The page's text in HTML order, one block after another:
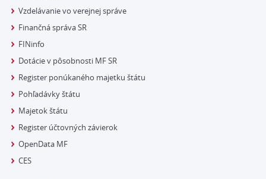
Vzdelávanie vo verejnej správe
Finančná správa SR
FINinfo
Dotácie v pôsobnosti MF SR
Register ponúkaného majetku štátu
Pohľadávky štátu
Majetok štátu
Register účtovných závierok
OpenData MF
CES